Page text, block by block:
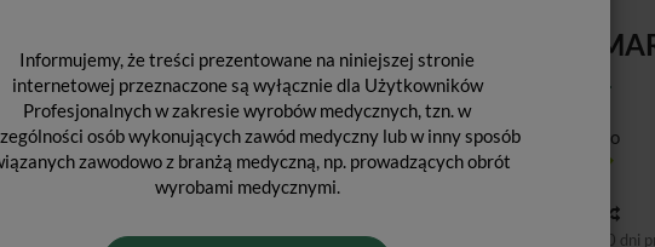
Informujemy, że treści prezentowane na niniejszej stronie
internetowej przeznaczone są wyłącznie dla Użytkowników
Profesjonalnych w zakresie wyrobów medycznych, tzn. w
osób wykonujących zawód medyczny lub w inny sposób
zawodowo z branżą medyczną, np. prowadzących obrót
wyrobami medycznymi.
CARIES
Producent:
Voco
Dostępność:
Najniższa cena 30 dni